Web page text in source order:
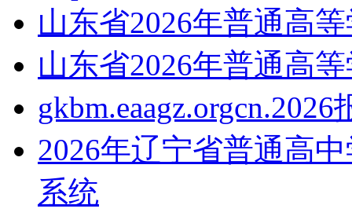
山东省2026年普通高
山东省2026年普通高
gkbm.eaagz.orgcn.2026
2026年辽宁省普通高
系统